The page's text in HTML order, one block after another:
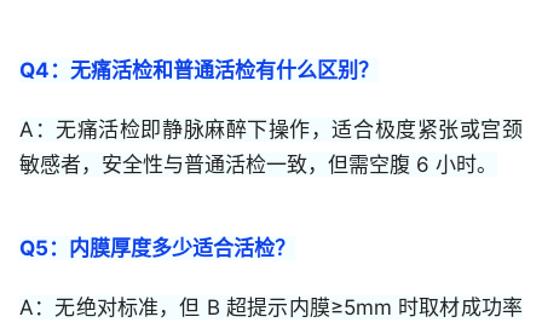
Q4：无痛活检和普通活检有什么区别？
A：无痛活检即静脉麻醉下操作，适合极度紧张或宫颈
敏感者，安全性与普通活检一致，但需空腹 6 小时。
Q5：内膜厚度多少适合活检？
A：无绝对标准，但 B 超提示内膜≥5mm 时取材成功率